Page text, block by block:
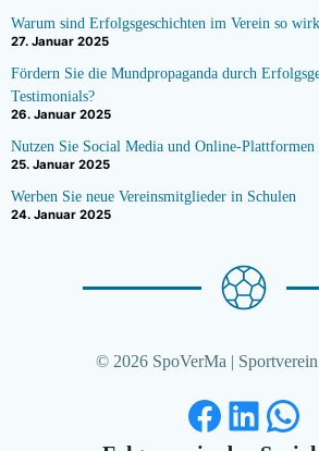
Warum sind Erfolgsgeschichten im Verein so
27. Januar 2025
Fördern Sie die Mundpropaganda durch
Testimonials?
26. Januar 2025
Nutzen Sie Social Media und Online-
25. Januar 2025
Werben Sie neue Vereinsmitglieder in Schulen
24. Januar 2025
© 2026 SpoVerMa |
Facebook